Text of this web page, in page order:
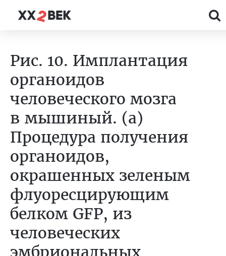
Рис. 10. Имплантация
органоидов
человеческого мозга
в мышиный. (а)
Процедура получения
органоидов,
окрашенных зеленым
флуоресцирующим
белком GFP, из
человеческих
эмбриональных